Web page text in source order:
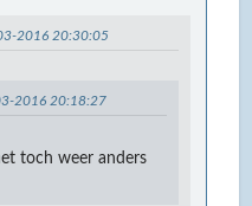
2016 20:30:05
2016 20:18:27
toch weer anders